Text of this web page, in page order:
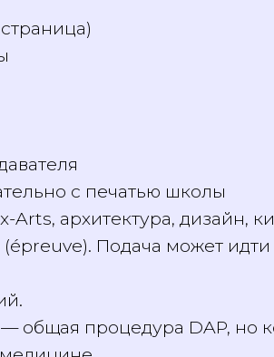
с пробелами
страница)
с печатью школы
Arts, архитектура,
(épreuve). Подача может